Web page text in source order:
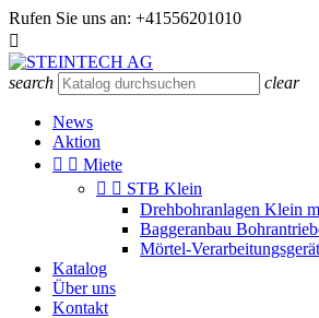
Rufen Sie uns an: +41556201010

search clear
News
Aktion
  Miete
  STB Klein
Drehbohranlagen Klein
Baggeranbau
Mörtel-
Katalog
Über uns
Kontakt